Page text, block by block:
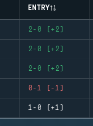
ENTRY
2-0 (+2)
2-0 (+2)
2-0 (+2)
0-1 (-1)
1-0 (+1)